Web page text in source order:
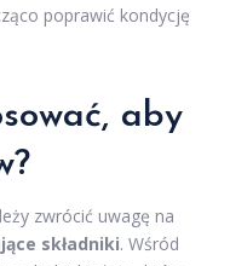
poprawić kondycję
aby
zwrócić uwagę na
składniki. Wśród